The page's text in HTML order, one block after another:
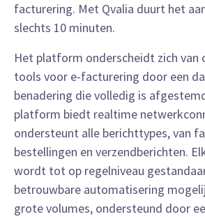
facturering. Met Qvalia duurt het
slechts 10 minuten.
Het platform onderscheidt zich van
tools voor e-facturering door een
benadering die volledig is
platform biedt realtime
ondersteunt alle berichttypes, van
bestellingen en verzendberichten.
wordt tot op regelniveau
betrouwbare automatisering
grote volumes, ondersteund door